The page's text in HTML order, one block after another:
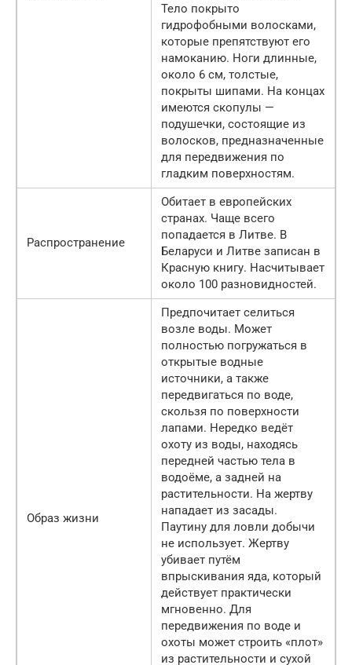
Тело покрыто
гидрофобными волосками,
которые препятствуют его
намоканию. Ноги длинные,
около 6 см, толстые,
покрыты шипами. На концах
имеются скопулы —
подушечки, состоящие из
волосков, предназначенные
для передвижения по
гладким поверхностям.
Распространение
Обитает в европейских
странах. Чаще всего
попадается в Литве. В
Беларуси и Литве записан в
Красную книгу. Насчитывает
около 100 разновидностей.
Образ жизни
Предпочитает селиться
возле воды. Может
полностью погружаться в
открытые водные
источники, а также
передвигаться по воде,
скользя по поверхности
лапами. Нередко ведёт
охоту из воды, находясь
передней частью тела в
водоёме, а задней на
растительности. На жертву
нападает из засады.
Паутину для ловли добычи
не использует. Жертву
убивает путём
впрыскивания яда, который
действует практически
мгновенно. Для
передвижения по воде и
охоты может строить «плот»
из растительности и сухой